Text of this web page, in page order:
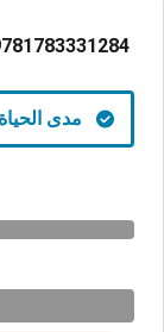
مدى الحياة